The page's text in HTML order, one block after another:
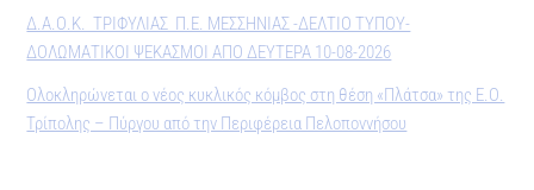
Δ.Α.Ο.Κ. ΤΡΙΦΥΛΙΑΣ Π.Ε. ΜΕΣΣΗΝΙΑΣ -ΔΕΛΤΙΟ ΤΥΠΟΥ-
ΔΟΛΩΜΑΤΙΚΟΙ ΨΕΚΑΣΜΟΙ ΑΠΟ ΔΕΥΤΕΡΑ 10-08-2026
Ολοκληρώνεται ο νέος κυκλικός κόμβος στη θέση «Πλάτσα» της Ε.Ο.
Τρίπολης – Πύργου από την Περιφέρεια Πελοποννήσου